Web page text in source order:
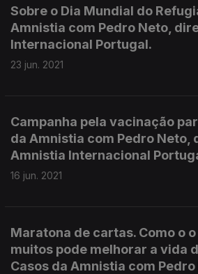
Sobre o Dia Mundial do
Amnistia com Pedro Neto,
Internacional Portugal.
23 jun. 2021
Campanha pela vacinação
da Amnistia com Pedro Neto,
Amnistia Internacional
16 jun. 2021
Maratona de cartas. Como o
muitos pode melhorar a vida
Casos da Amnistia com